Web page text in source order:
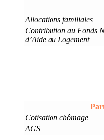
Allocations familiales
Contribution au Fonds
d’Aide au Logement
Cotisation chômage
AGS